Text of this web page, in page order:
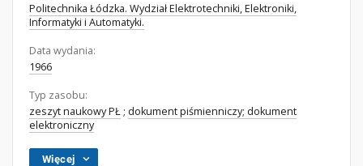
Politechnika Łódzka. Wydział Elektrotechniki, Elektroniki,
Informatyki i Automatyki.
Data wydania:
1966
Typ zasobu:
zeszyt naukowy PŁ ; dokument piśmienniczy; dokument
elektroniczny
Więcej